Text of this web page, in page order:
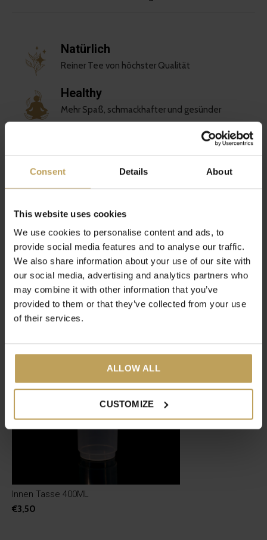
Consent Details About
This website uses cookies
We use cookies to personalise content and ads, to
provide social media features and to analyse our traffic.
We also share information about your use of our site with
our social media, advertising and analytics partners who
may combine it with other information that you’ve
provided to them or that they’ve collected from your use
of their services.
ALLOW ALL
CUSTOMIZE
Natürlich
Reiner Tee von höchster Qualität
Healthy
Mehr Spaß, schmackhafter und gesünder
Liebe für dich und den Planeten
Bewertungen
0/ 5
Neueste Artikel
Innen Tasse 400ML
€3,50